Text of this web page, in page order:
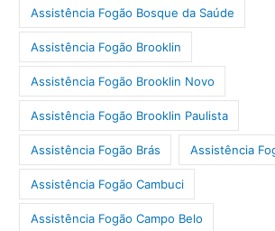
Assistência Fogão Bosque da Saúde
Assistência Fogão Brooklin
Assistência Fogão Brooklin Novo
Assistência Fogão Brooklin Paulista
Assistência Fogão Brás Assistência
Assistência Fogão Cambuci
Assistência Fogão Campo Belo